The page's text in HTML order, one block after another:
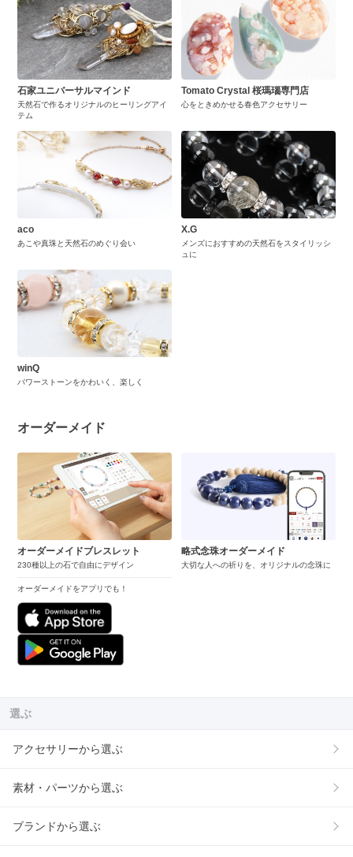
石家ユニバーサルマインド
天然石で作るオリジナルのヒーリングアイ
テム
Tomato Crystal 桜瑪瑙専門店
心をときめかせる春色アクセサリー
aco
あこや真珠と天然石のめぐり会い
X.G
メンズにおすすめの天然石をスタイリッシ
ュに
winQ
パワーストーンをかわいく、楽しく
オーダーメイド
オーダーメイドブレスレット
230種以上の石で自由にデザイン
オーダーメイドをアプリでも！
略式念珠オーダーメイド
大切な人への祈りを、オリジナルの念珠に
選ぶ
アクセサリーから選ぶ
素材・パーツから選ぶ
ブランドから選ぶ